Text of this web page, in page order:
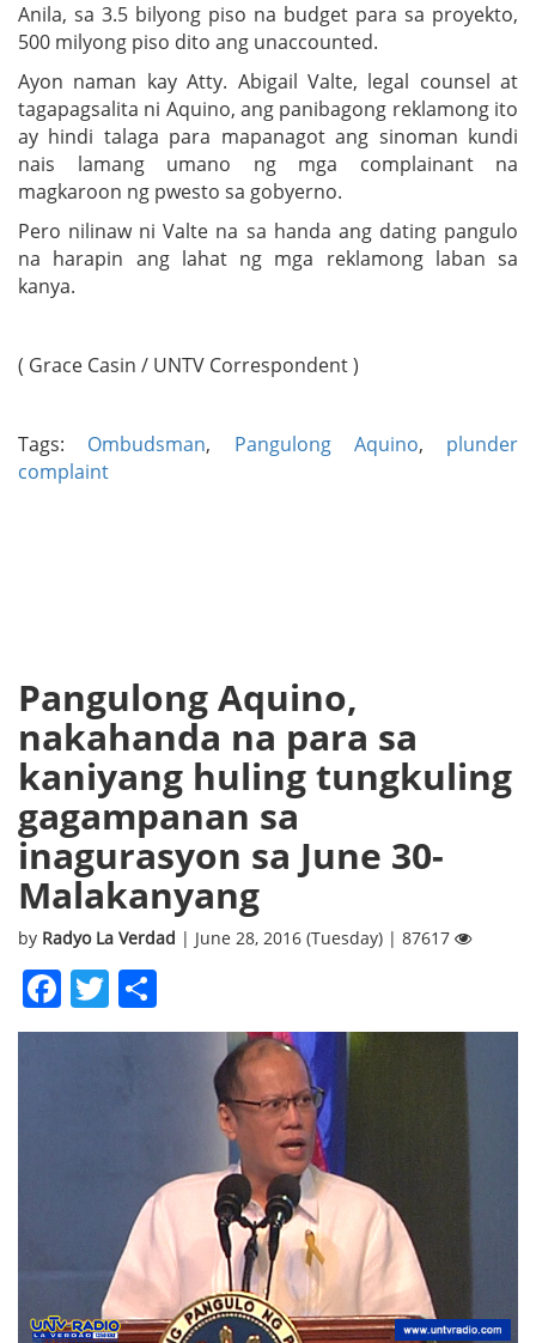
Anila, sa 3.5 bilyong piso na budget para sa proyekto,
500 milyong piso dito ang unaccounted.
Ayon naman kay Atty. Abigail Valte, legal counsel at
tagapagsalita ni Aquino, ang panibagong reklamong ito
ay hindi talaga para mapanagot ang sinoman kundi
nais lamang umano ng mga complainant na
magkaroon ng pwesto sa gobyerno.
Pero nilinaw ni Valte na sa handa ang dating pangulo
na harapin ang lahat ng mga reklamong laban sa
kanya.
( Grace Casin / UNTV Correspondent )
Tags: Ombudsman, Pangulong Aquino, plunder
complaint
Pangulong Aquino,
nakahanda na para sa
kaniyang huling tungkuling
gagampanan sa
inagurasyon sa June 30-
Malakanyang
by Radyo La Verdad | June 28, 2016 (Tuesday) | 87617
Facebook
Twitter